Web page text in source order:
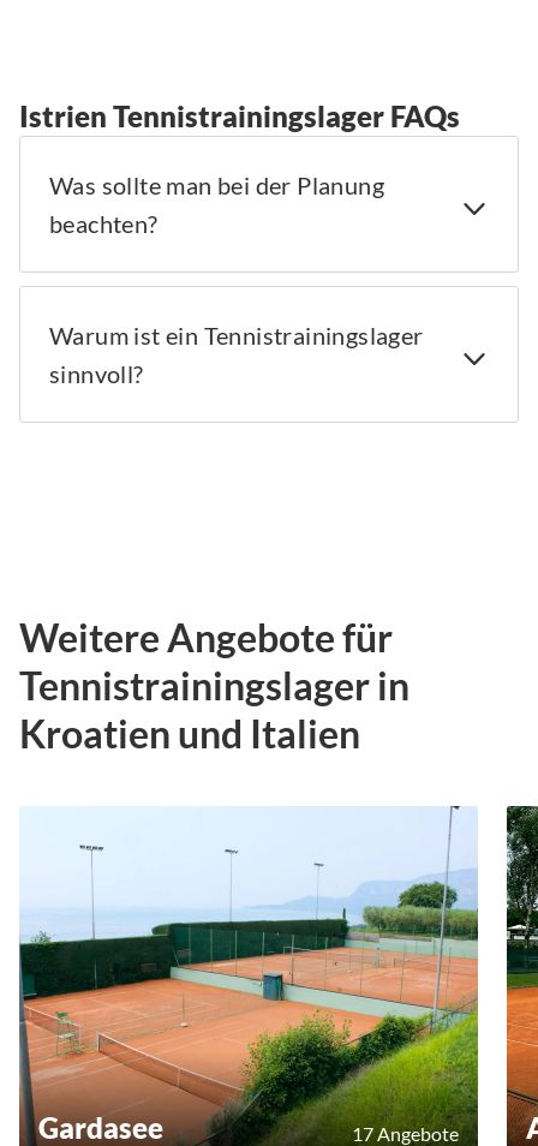
Istrien Tennistrainingslager FAQs
Was sollte man bei der Planung
beachten?
Warum ist ein Tennistrainingslager
sinnvoll?
Weitere Angebote für
Tennistrainingslager in
Kroatien und Italien
Gardasee 17 Angebote